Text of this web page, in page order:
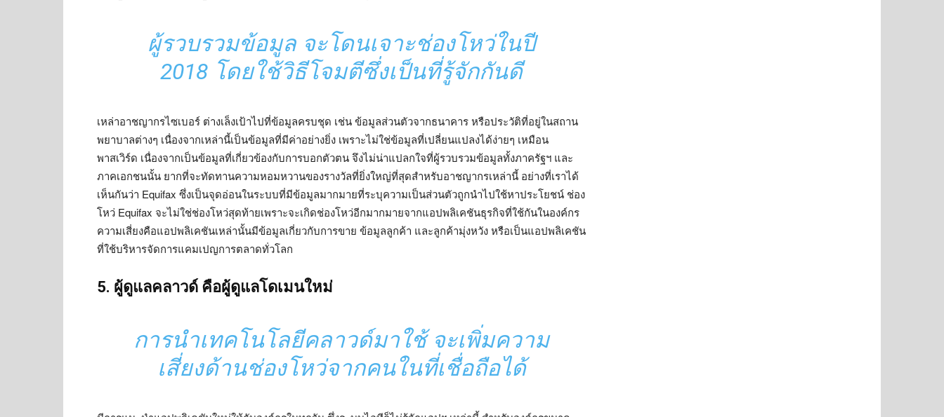
ผู้รวบรวมข้อมูล จะโดนเจาะช่องโหว่ในปี
2018 โดยใช้วิธีโจมตีซึ่งเป็นที่รู้จักกันดี
เหล่าอาชญากรไซเบอร์ ต่างเล็งเป้าไปที่ข้อมูลครบชุด เช่น ข้อมูลส่วนตัวจากธนาคาร หรือประวัติที่อยู่ในสถาน
พยาบาลต่างๆ เนื่องจากเหล่านี้เป็นข้อมูลที่มีค่าอย่างยิ่ง เพราะไม่ใช่ข้อมูลที่เปลี่ยนแปลงได้ง่ายๆ เหมือน
พาสเวิร์ด เนื่องจากเป็นข้อมูลที่เกี่ยวข้องกับการบอกตัวตน จึงไม่น่าแปลกใจที่ผู้รวบรวมข้อมูลทั้งภาครัฐฯ และ
ภาคเอกชนนั้น ยากที่จะทัดทานความหอมหวานของรางวัลที่ยิ่งใหญ่ที่สุดสำหรับอาชญากรเหล่านี้ อย่างที่เราได้
เห็นกันว่า Equifax ซึ่งเป็นจุดอ่อนในระบบที่มีข้อมูลมากมายที่ระบุความเป็นส่วนตัวถูกนำไปใช้หาประโยชน์ ช่อง
โหว่ Equifax จะไม่ใช่ช่องโหว่สุดท้ายเพราะจะเกิดช่องโหว่อีกมากมายจากแอปพลิเคชันธุรกิจที่ใช้กันในองค์กร
ความเสี่ยงคือแอปพลิเคชันเหล่านั้นมีข้อมูลเกี่ยวกับการขาย ข้อมูลลูกค้า และลูกค้ามุ่งหวัง หรือเป็นแอปพลิเคชัน
ที่ใช้บริหารจัดการแคมเปญการตลาดทั่วโลก
5. ผู้ดูแลคลาวด์ คือผู้ดูแลโดเมนใหม่
การนำเทคโนโลยีคลาวด์มาใช้ จะเพิ่มความ
เสี่ยงด้านช่องโหว่จากคนในที่เชื่อถือได้